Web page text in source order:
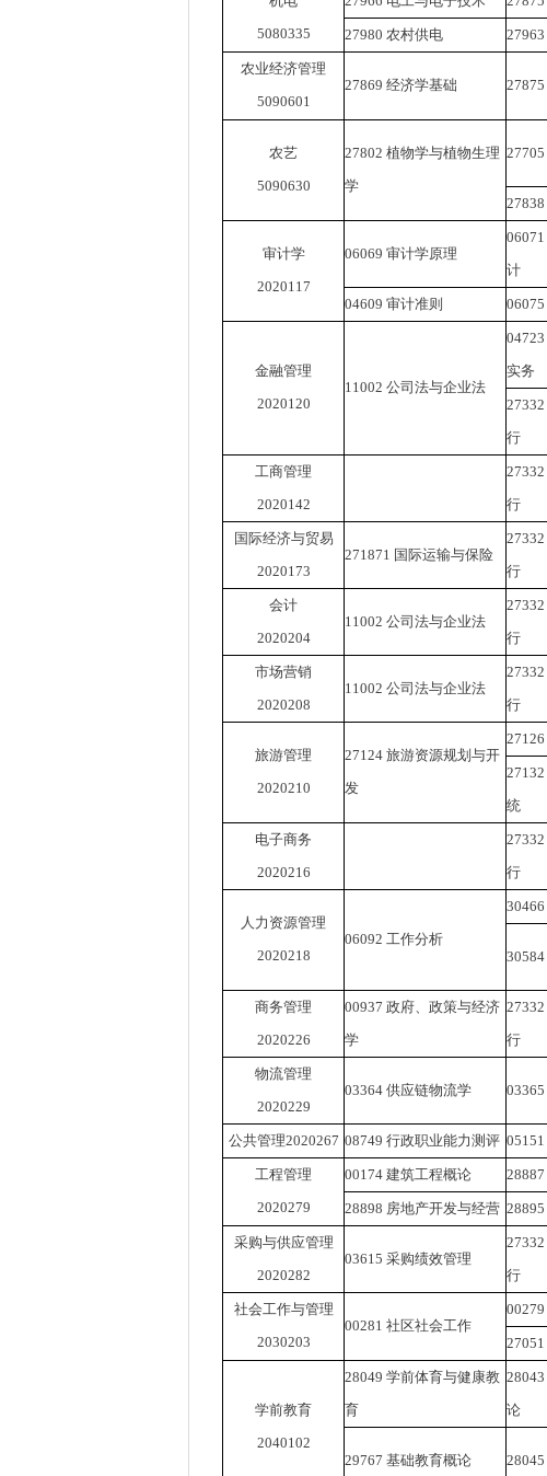
5080335
27980 农村供电 27963
农业经济管理
5090601
27869 经济学基础 27875
农艺
5090630
27802 植物学与植物生理
学
27705
27838
审计学
2020117
06069 审计学原理
06071
计
04609 审计准则 06075
金融管理
2020120
11002 公司法与企业法
04723
实务
27332
行
工商管理
2020142
27332
行
国际经济与贸易
2020173
271871 国际运输与保险
27332
行
会计
2020204
11002 公司法与企业法
27332
行
市场营销
2020208
11002 公司法与企业法
27332
行
旅游管理
2020210
27124 旅游资源规划与开
发
27126
27132
统
电子商务
2020216
27332
行
人力资源管理
2020218
06092 工作分析
30466
30584
商务管理
2020226
00937 政府、政策与经济
学
27332
行
物流管理
2020229
03364 供应链物流学 03365
公共管理2020267 08749 行政职业能力测评 05151
工程管理
2020279
00174 建筑工程概论 28887
28898 房地产开发与经营 28895
采购与供应管理
2020282
03615 采购绩效管理
27332
行
社会工作与管理
2030203
00281 社区社会工作
00279
27051
学前教育
2040102
28049 学前体育与健康教
育
28043
论
29767 基础教育概论 28045